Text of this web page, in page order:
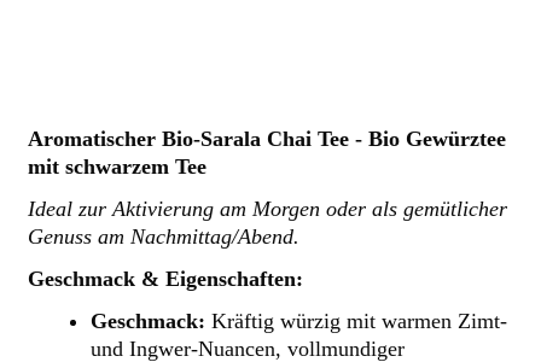
Aromatischer Bio-Sarala Chai Tee - Bio Gewürztee
mit schwarzem Tee
Ideal zur Aktivierung am Morgen oder als gemütlicher
Genuss am Nachmittag/Abend.
Geschmack & Eigenschaften:
Geschmack: Kräftig würzig mit warmen Zimt-
und Ingwer-Nuancen, vollmundiger